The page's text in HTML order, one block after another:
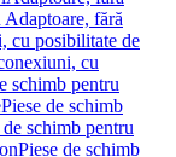
Adaptoare, fără
cu posibilitate de
cu
schimb pentru
Piese de schimb
de schimb pentru
Piese de schimb